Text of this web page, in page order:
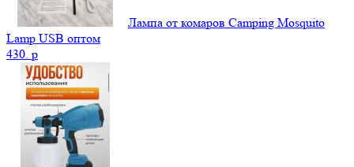
Лампа от комаров Camping Mosquito
Lamp USB оптом
430. p